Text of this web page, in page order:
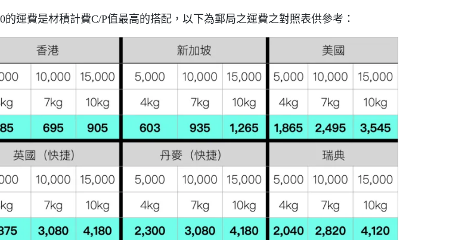
運費是材積計費C/P值最高的搭配，以下為郵局之運費之對照表供參考：